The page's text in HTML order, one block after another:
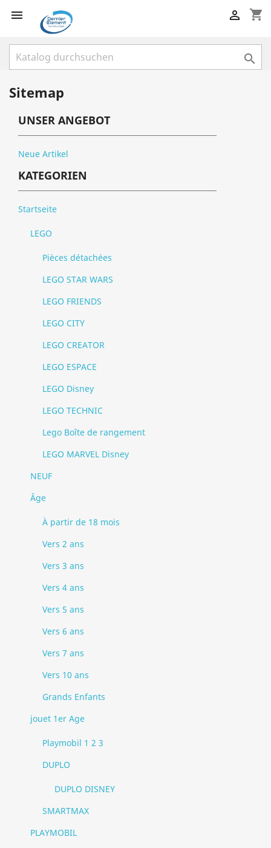
 shopping_cart


Sitemap
UNSER ANGEBOT
Neue Artikel
KATEGORIEN
Startseite
LEGO
Pièces détachées
LEGO STAR WARS
LEGO FRIENDS
LEGO CITY
LEGO CREATOR
LEGO ESPACE
LEGO Disney
LEGO TECHNIC
Lego Boîte de rangement
LEGO MARVEL Disney
NEUF
Âge
À partir de 18 mois
Vers 2 ans
Vers 3 ans
Vers 4 ans
Vers 5 ans
Vers 6 ans
Vers 7 ans
Vers 10 ans
Grands Enfants
jouet 1er Age
Playmobil 1 2 3
DUPLO
DUPLO DISNEY
SMARTMAX
PLAYMOBIL